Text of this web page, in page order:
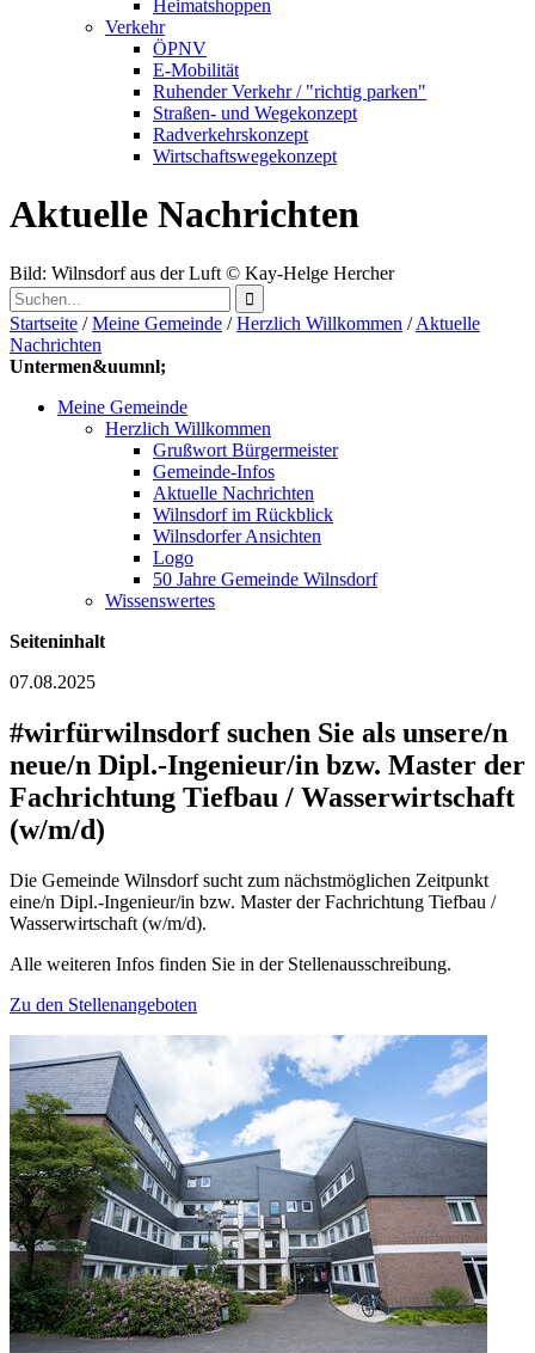
Heimatshoppen
Verkehr
ÖPNV
E-Mobilität
Ruhender Verkehr / "richtig parken"
Straßen- und Wegekonzept
Radverkehrskonzept
Wirtschaftswegekonzept
Aktuelle Nachrichten
Bild: Wilnsdorf aus der Luft © Kay-Helge Hercher
Startseite /Meine Gemeinde /Herzlich Willkommen /Aktuelle
Nachrichten
Untermen&uumnl;
Meine Gemeinde
Herzlich Willkommen
Grußwort Bürgermeister
Gemeinde-Infos
Aktuelle Nachrichten
Wilnsdorf im Rückblick
Wilnsdorfer Ansichten
Logo
50 Jahre Gemeinde Wilnsdorf
Wissenswertes
Seiteninhalt
07.08.2025
#wirfürwilnsdorf suchen Sie als unsere/n
neue/n Dipl.-Ingenieur/in bzw. Master der
Fachrichtung Tiefbau / Wasserwirtschaft
(w/m/d)
Die Gemeinde Wilnsdorf sucht zum nächstmöglichen Zeitpunkt
eine/n Dipl.-Ingenieur/in bzw. Master der Fachrichtung Tiefbau /
Wasserwirtschaft (w/m/d).
Alle weiteren Infos finden Sie in der Stellenausschreibung.
Zu den Stellenangeboten